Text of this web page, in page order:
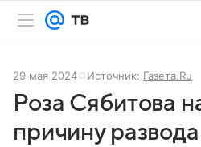
29 мая 2024 Источник: Газета.Ru
Роза Сябитова
причину